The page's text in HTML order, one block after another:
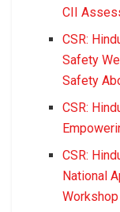
CII
CSR:
Safety
Safety
CSR:
CSR:
National